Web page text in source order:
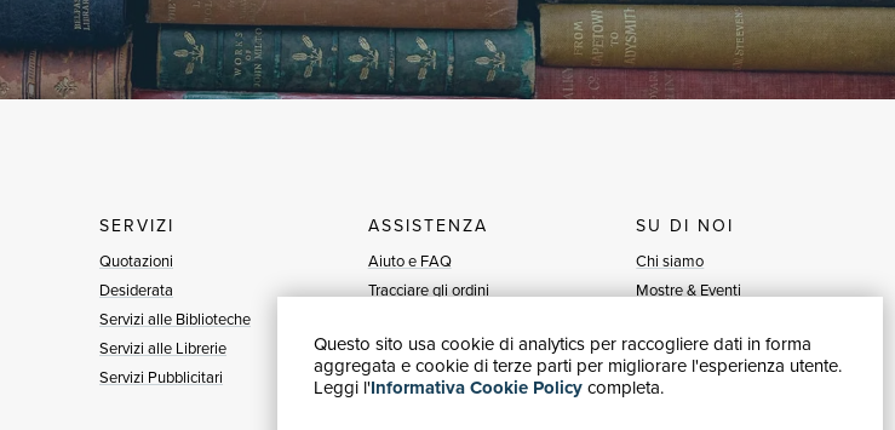
Questo sito usa cookie di analytics per raccogliere dati in forma
aggregata e cookie di terze parti per migliorare l'esperienza utente.
Leggi l'Informativa Cookie Policycompleta.
SERVIZI
Quotazioni
Desiderata
Servizi alle Biblioteche
Servizi alle Librerie
Servizi Pubblicitari
ASSISTENZA
Aiuto e FAQ
Tracciare gli ordini
Fatturazione
Carta del Docente / 18App
SU DI NOI
Chi siamo
Mostre & Eventi
Blog
Vendi con noi